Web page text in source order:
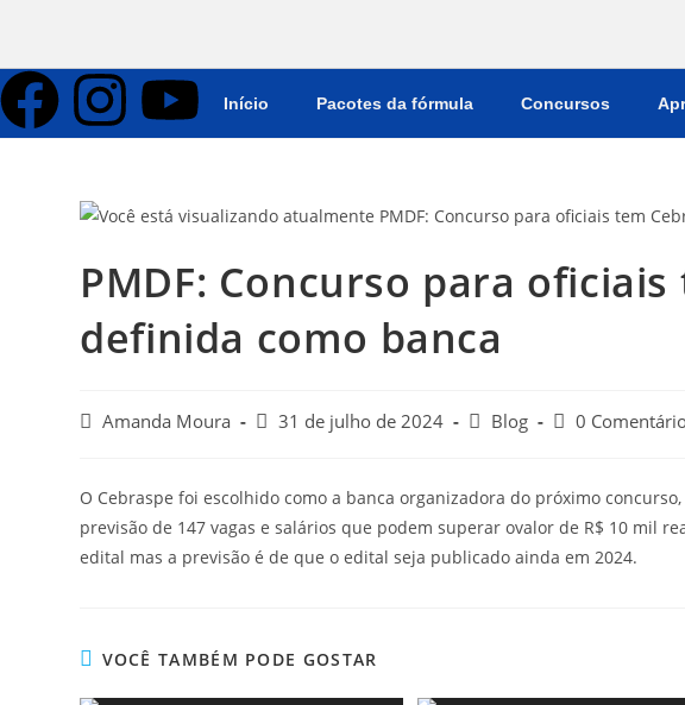
Início Pacotes da fórmula Concursos
PMDF: Concurso para
definida como banca
Amanda Moura 31 de julho de 2024 Blog 0
O Cebraspe foi escolhido como a banca organizadora do próximo
previsão de 147 vagas e salários que podem superar ovalor de R$ 10 mil
edital mas a previsão é de que o edital seja publicado ainda em 2024.
VOCÊ TAMBÉM PODE GOSTAR